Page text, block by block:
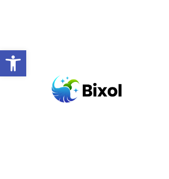
Ouvrir la barre d’outils